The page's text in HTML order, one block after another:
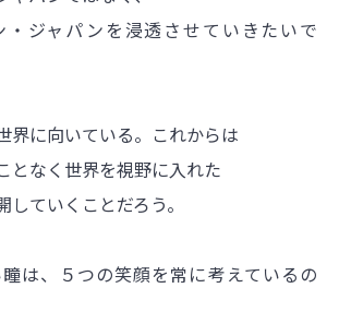
・ジャパンを浸透させていきたいで
界に向いている。これからは
となく世界を視野に入れた
ていくことだろう。
は、５つの笑顔を常に考えているの